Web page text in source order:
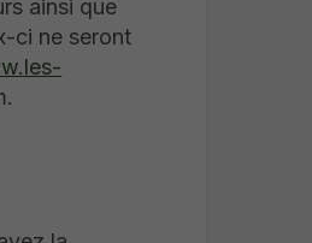
ainsi que
ci ne seront